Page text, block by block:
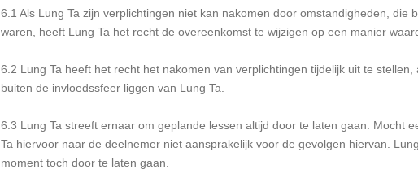
6.1 Als Lung Ta zijn verplichtingen niet kan nakomen door omstandigheden,
waren, heeft Lung Ta het recht de overeenkomst te wijzigen op een manier
6.2 Lung Ta heeft het recht het nakomen van verplichtingen tijdelijk uit te
buiten de invloedssfeer liggen van Lung Ta.
6.3 Lung Ta streeft ernaar om geplande lessen altijd door te laten gaan. Mocht
Ta hiervoor naar de deelnemer niet aansprakelijk voor de gevolgen hiervan.
moment toch door te laten gaan.